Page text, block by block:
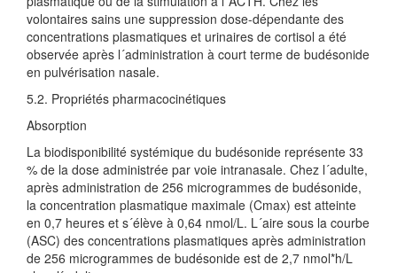
volontaires sains une suppression dose-dépendante des
concentrations plasmatiques et urinaires de cortisol a été
observée après l´administration à court terme de budésonide
en pulvérisation nasale.
5.2. Propriétés pharmacocinétiques
Absorption
La biodisponibilité systémique du budésonide représente 33
% de la dose administrée par voie intranasale. Chez l´adulte,
après administration de 256 microgrammes de budésonide,
la concentration plasmatique maximale (Cmax) est atteinte
en 0,7 heures et s´élève à 0,64 nmol/L. L´aire sous la courbe
(ASC) des concentrations plasmatiques après administration
de 256 microgrammes de budésonide est de 2,7 nmol*h/L